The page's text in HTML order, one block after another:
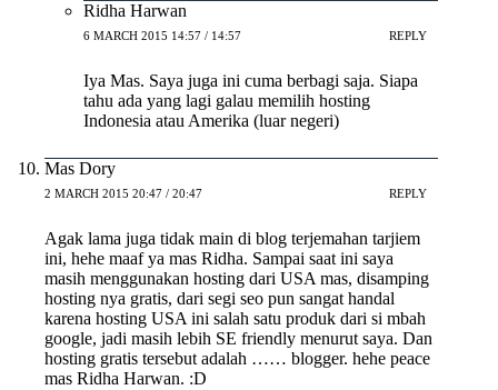
Ridha Harwan
6 MARCH 2015 14:57 / 14:57 REPLY
Iya Mas. Saya juga ini cuma berbagi saja. Siapa
tahu ada yang lagi galau memilih hosting
Indonesia atau Amerika (luar negeri)
Mas Dory
2 MARCH 2015 20:47 / 20:47 REPLY
Agak lama juga tidak main di blog terjemahan tarjiem
ini, hehe maaf ya mas Ridha. Sampai saat ini saya
masih menggunakan hosting dari USA mas, disamping
hosting nya gratis, dari segi seo pun sangat handal
karena hosting USA ini salah satu produk dari si mbah
google, jadi masih lebih SE friendly menurut saya. Dan
hosting gratis tersebut adalah …… blogger. hehe peace
mas Ridha Harwan. :D